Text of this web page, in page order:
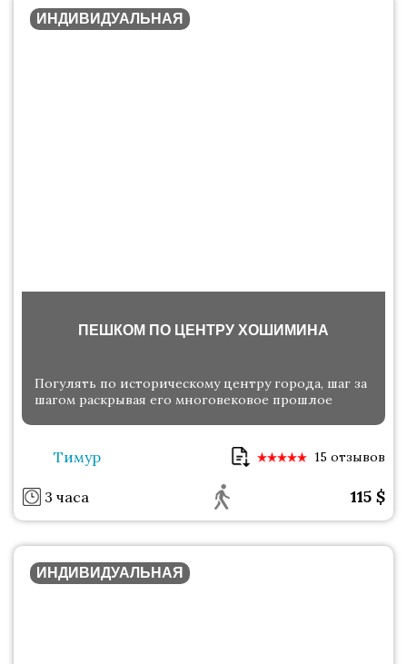
ИНДИВИДУАЛЬНАЯ
ПЕШКОМ ПО ЦЕНТРУ ХОШИМИНА
Погулять по историческому центру города, шаг за
шагом раскрывая его многовековое прошлое
Тимур 15 отзывов
3 часа 115 $
ИНДИВИДУАЛЬНАЯ